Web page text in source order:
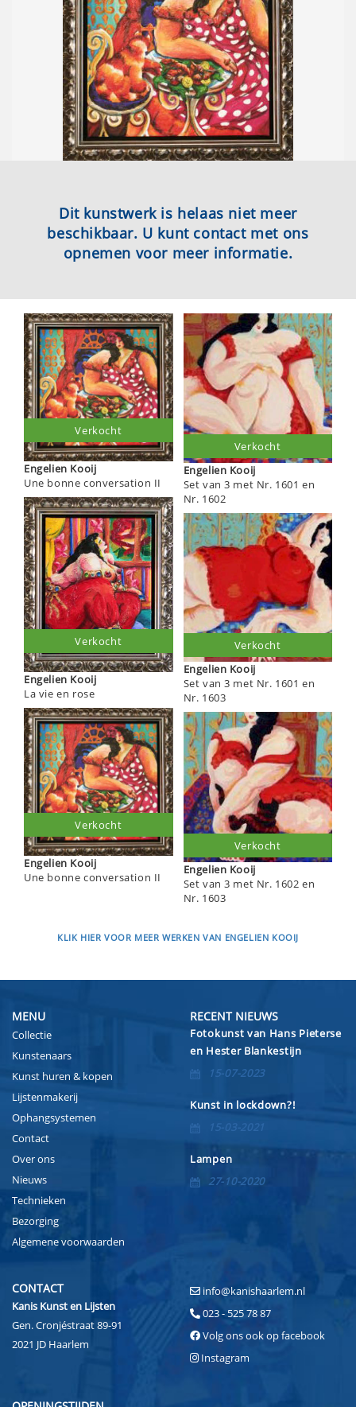
Dit kunstwerk is helaas niet meer
beschikbaar. U kunt contact met ons
opnemen voor meer informatie.
Engelien Kooij
Une bonne conversation II
Verkocht
Engelien Kooij
La vie en rose
Verkocht
Engelien Kooij
Une bonne conversation II
Verkocht
Engelien Kooij
Set van 3 met Nr. 1601 en
Nr. 1602
Verkocht
Engelien Kooij
Set van 3 met Nr. 1601 en
Nr. 1603
Verkocht
Engelien Kooij
Set van 3 met Nr. 1602 en
Nr. 1603
Verkocht
KLIK HIER VOOR MEER WERKEN VAN ENGELIEN KOOIJ
MENU
Collectie
Kunstenaars
Kunst huren & kopen
Lijstenmakerij
Ophangsystemen
Contact
Over ons
Nieuws
Technieken
Bezorging
Algemene voorwaarden
RECENT NIEUWS
Fotokunst van Hans Pieterse
en Hester Blankestijn
15-07-2023
Kunst in lockdown?!
15-03-2021
Lampen
27-10-2020
CONTACT
Kanis Kunst en Lijsten
Gen. Cronjéstraat 89-91
2021 JD Haarlem
info@kanishaarlem.nl
023 - 525 78 87
Volg ons ook op facebook
Instagram